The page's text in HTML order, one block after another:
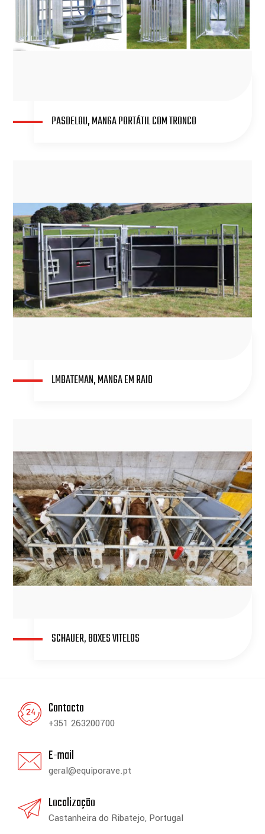
PASDELOU, MANGA PORTÁTIL COM TRONCO
LMBATEMAN, MANGA EM RAIO
SCHAUER, BOXES VITELOS
Contacto
+351 263200700
E-mail
geral@equiporave.pt
Localização
Castanheira do Ribatejo, Portugal